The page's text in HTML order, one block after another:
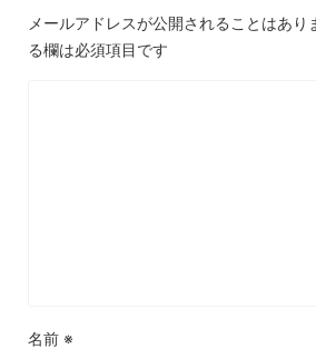
メールアドレスが公開されることはあり
る欄は必須項目です
名前 ※